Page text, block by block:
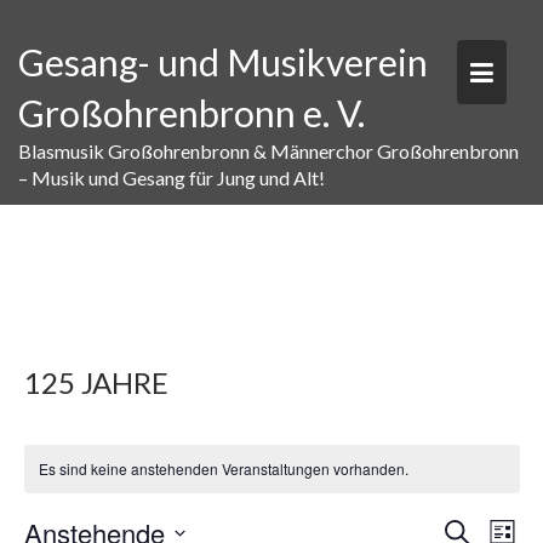
content
Gesang- und Musikverein
Großohrenbronn e. V.
Blasmusik Großohrenbronn & Männerchor Großohrenbronn
– Musik und Gesang für Jung und Alt!
125 JAHRE
Es sind keine anstehenden Veranstaltungen vorhanden.
V
S
V
Anstehende